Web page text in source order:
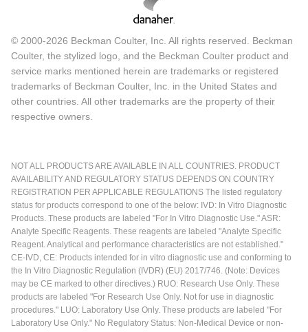
© 2000-2026 Beckman Coulter, Inc. All rights reserved. Beckman
Coulter, the stylized logo, and the Beckman Coulter product and
service marks mentioned herein are trademarks or registered
trademarks of Beckman Coulter, Inc. in the United States and
other countries. All other trademarks are the property of their
respective owners.
NOT ALL PRODUCTS ARE AVAILABLE IN ALL COUNTRIES. PRODUCT
AVAILABILITY AND REGULATORY STATUS DEPENDS ON COUNTRY
REGISTRATION PER APPLICABLE REGULATIONS The listed regulatory
status for products correspond to one of the below: IVD: In Vitro Diagnostic
Products. These products are labeled "For In Vitro Diagnostic Use." ASR:
Analyte Specific Reagents. These reagents are labeled "Analyte Specific
Reagent. Analytical and performance characteristics are not established."
CE-IVD, CE: Products intended for in vitro diagnostic use and conforming to
the In Vitro Diagnostic Regulation (IVDR) (EU) 2017/746. (Note: Devices
may be CE marked to other directives.) RUO: Research Use Only. These
products are labeled "For Research Use Only. Not for use in diagnostic
procedures." LUO: Laboratory Use Only. These products are labeled "For
Laboratory Use Only." No Regulatory Status: Non-Medical Device or non-